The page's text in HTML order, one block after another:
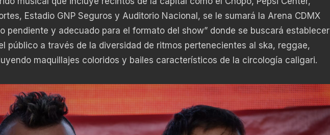
Estadio GNP Seguros y Auditorio Nacional, se le sumará la Arena CDMX
pendiente y adecuado para el formato del show” donde se buscará establecer
público a través de la diversidad de ritmos pertenecientes al ska, reggae,
maquillajes coloridos y bailes característicos de la circología caligari.